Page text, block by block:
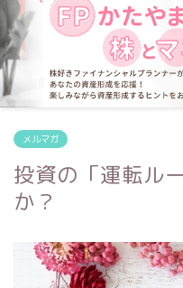
メルマガ
投資の「運転ル
か？